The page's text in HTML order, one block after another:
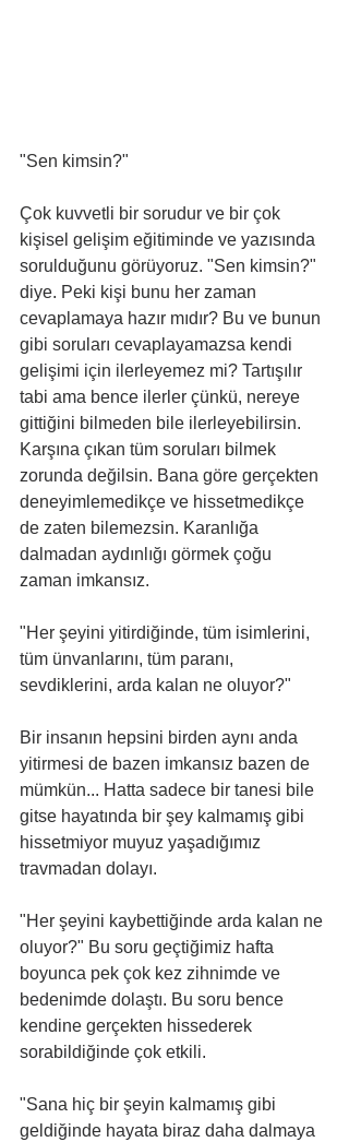
"Sen kimsin?"
Çok kuvvetli bir sorudur ve bir çok
kişisel gelişim eğitiminde ve yazısında
sorulduğunu görüyoruz. "Sen kimsin?"
diye. Peki kişi bunu her zaman
cevaplamaya hazır mıdır? Bu ve bunun
gibi soruları cevaplayamazsa kendi
gelişimi için ilerleyemez mi? Tartışılır
tabi ama bence ilerler çünkü, nereye
gittiğini bilmeden bile ilerleyebilirsin.
Karşına çıkan tüm soruları bilmek
zorunda değilsin. Bana göre gerçekten
deneyimlemedikçe ve hissetmedikçe
de zaten bilemezsin. Karanlığa
dalmadan aydınlığı görmek çoğu
zaman imkansız.
"Her şeyini yitirdiğinde, tüm isimlerini,
tüm ünvanlarını, tüm paranı,
sevdiklerini, arda kalan ne oluyor?"
Bir insanın hepsini birden aynı anda
yitirmesi de bazen imkansız bazen de
mümkün... Hatta sadece bir tanesi bile
gitse hayatında bir şey kalmamış gibi
hissetmiyor muyuz yaşadığımız
travmadan dolayı.
"Her şeyini kaybettiğinde arda kalan ne
oluyor?" Bu soru geçtiğimiz hafta
boyunca pek çok kez zihnimde ve
bedenimde dolaştı. Bu soru bence
kendine gerçekten hissederek
sorabildiğinde çok etkili.
"Sana hiç bir şeyin kalmamış gibi
geldiğinde hayata biraz daha dalmaya